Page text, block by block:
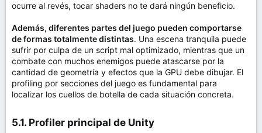
ocurre al revés, tocar shaders no te dará ningún beneficio.
Además, diferentes partes del juego pueden comportarse
de formas totalmente distintas. Una escena tranquila puede
sufrir por culpa de un script mal optimizado, mientras que un
combate con muchos enemigos puede atascarse por la
cantidad de geometría y efectos que la GPU debe dibujar. El
profiling por secciones del juego es fundamental para
localizar los cuellos de botella de cada situación concreta.
5.1. Profiler principal de Unity​